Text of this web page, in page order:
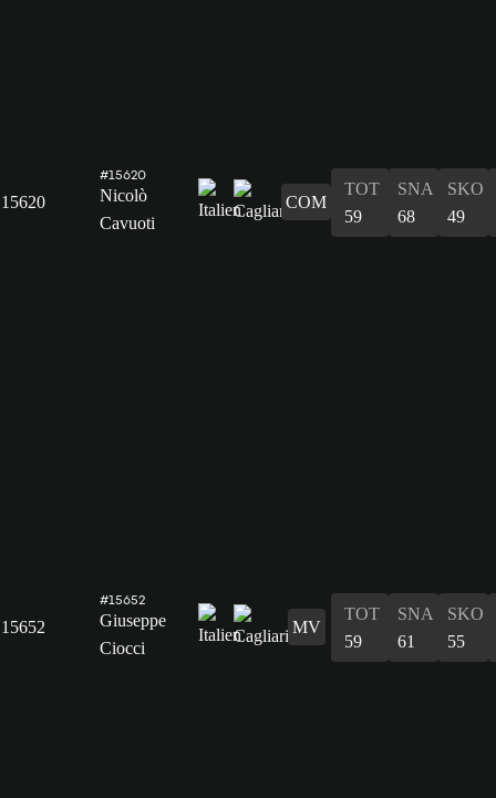
15620
#15620
Nicolò
Cavuoti
COM
TOT
59
SNA
68
SKO
49
15652
#15652
Giuseppe
Ciocci
MV
TOT
59
SNA
61
SKO
55